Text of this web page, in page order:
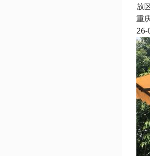
放
重
26-